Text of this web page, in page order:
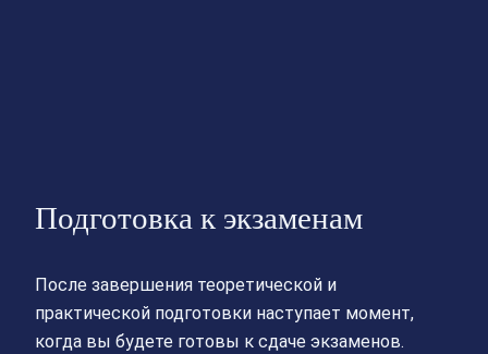
Подготовка к экзаменам
После завершения теоретической и
практической подготовки наступает момент,
когда вы будете готовы к сдаче экзаменов.